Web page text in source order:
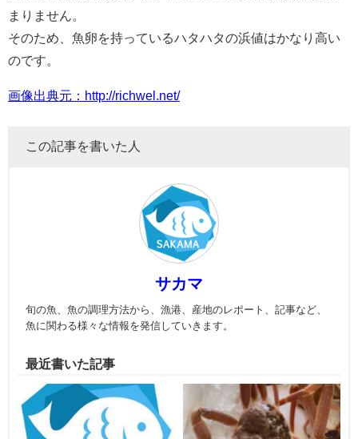
まりません。
そのため、魚卵を持っているハタハタの浜値はかなり高い
のです。
画像出典元：http://richwel.net/
この記事を書いた人
サカマ
旬の魚、魚の調理方法から、漁港、産地のレポート、記事など、
魚に関わる様々な情報を発信していきます。
最近書いた記事